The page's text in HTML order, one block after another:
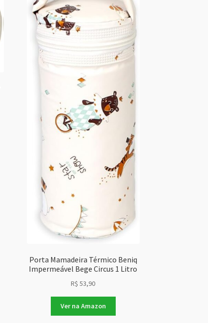
Porta Mamadeira Térmico Beniq
Impermeável Bege Circus 1 Litro
R$ 53,90
Ver na Amazon